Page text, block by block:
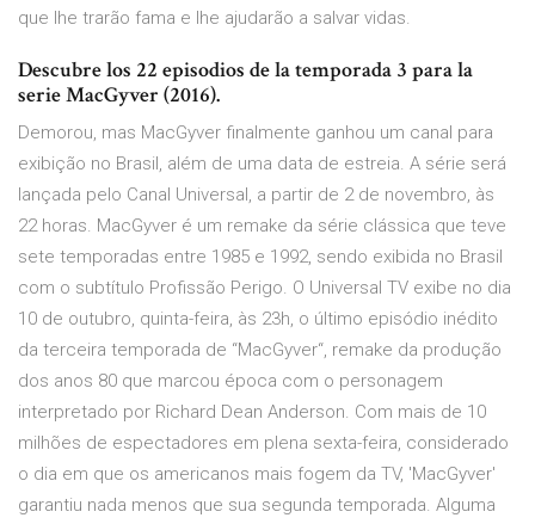
que lhe trarão fama e lhe ajudarão a salvar vidas.
Descubre los 22 episodios de la temporada 3 para la
serie MacGyver (2016).
Demorou, mas MacGyver finalmente ganhou um canal para
exibição no Brasil, além de uma data de estreia. A série será
lançada pelo Canal Universal, a partir de 2 de novembro, às
22 horas. MacGyver é um remake da série clássica que teve
sete temporadas entre 1985 e 1992, sendo exibida no Brasil
com o subtítulo Profissão Perigo. O Universal TV exibe no dia
10 de outubro, quinta-feira, às 23h, o último episódio inédito
da terceira temporada de “MacGyver“, remake da produção
dos anos 80 que marcou época com o personagem
interpretado por Richard Dean Anderson. Com mais de 10
milhões de espectadores em plena sexta-feira, considerado
o dia em que os americanos mais fogem da TV, 'MacGyver'
garantiu nada menos que sua segunda temporada. Alguma